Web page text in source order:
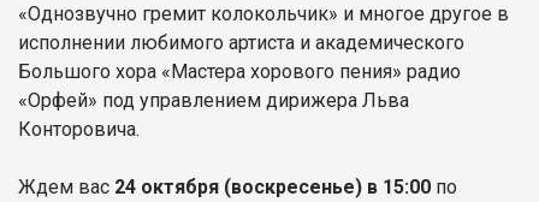
«Однозвучно гремит колокольчик» и многое другое в
исполнении любимого артиста и академического
Большого хора «Мастера хорового пения» радио
«Орфей» под управлением дирижера Льва
Конторовича.
Ждем вас 24 октября (воскресенье) в 15:00 по